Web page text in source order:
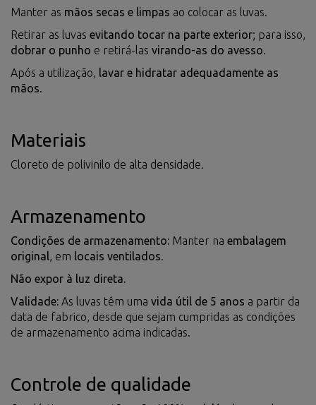
Manter as mãos secas e limpas ao colocar as luvas.
Retirar as luvas evitando tocar na parte exterior; para isso,
dobrar o punho e retirá-las virando-as do avesso.
Após a utilização, lavar e hidratar adequadamente as
mãos.
Materiais
Cloreto de polivinilo de alta densidade.
Armazenamento
Condições de armazenamento: Manter na embalagem
original, em locais ventilados.
Não expor à luz direta.
Validade: As luvas têm uma vida útil de 5 anos a partir da
data de fabrico, desde que sejam cumpridas as condições
de armazenamento acima indicadas.
Controle de qualidade